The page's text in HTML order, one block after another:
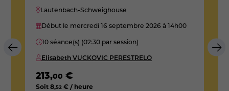
Lautenbach-Schweighouse
Début le mercredi 16 septembre 2026 à 14h00
10 séance(s) (02:30 par session)
Elisabeth VUCKOVIC PERESTRELO
213,00 €
Soit8,52 € / heure